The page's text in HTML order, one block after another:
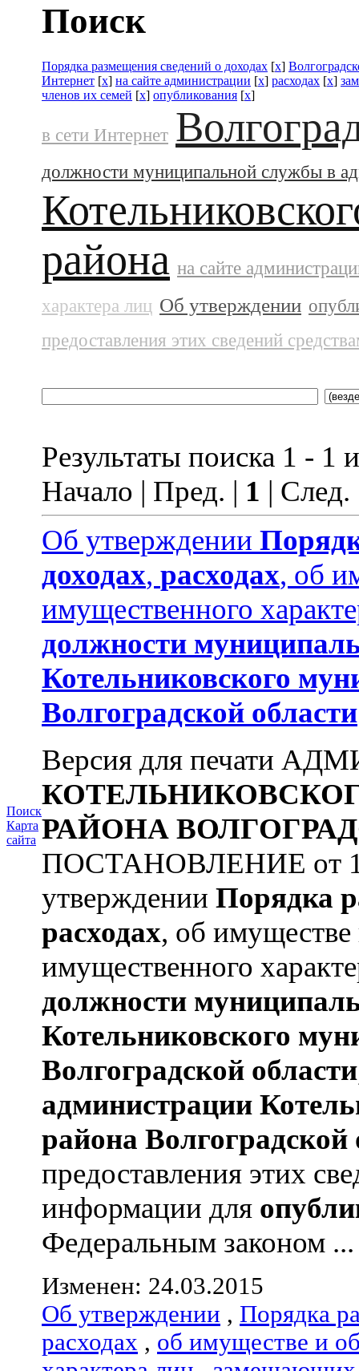
Поиск
Карта
сайта
Поиск
Порядка размещения сведений о доходах [x]
Интернет [x] на сайте администрации [x] расходах [x]
членов их семей [x] опубликования [x]
в сети Интернет
должности муниципальной службы в
района на сайте
характера лиц Об утверждении
предоставления этих сведений
Результаты поиска 1 - 1
Начало | Пред. | 1 |
Об утверждении
доходах, расходах, об
имущественного
должности
Котельниковского
Волгоградской области
Версия для печати
РАЙОНА
ПОСТАНОВЛЕНИЕ от
утверждении Порядка
расходах, об имуществе
имущественного
должности
Котельниковского
Волгоградской области
администрации
района Волгоградской
предоставления этих
информации для
Федеральным законом ...
Изменен: 24.03.2015
Об утверждении , Порядка
расходах , об имуществе и